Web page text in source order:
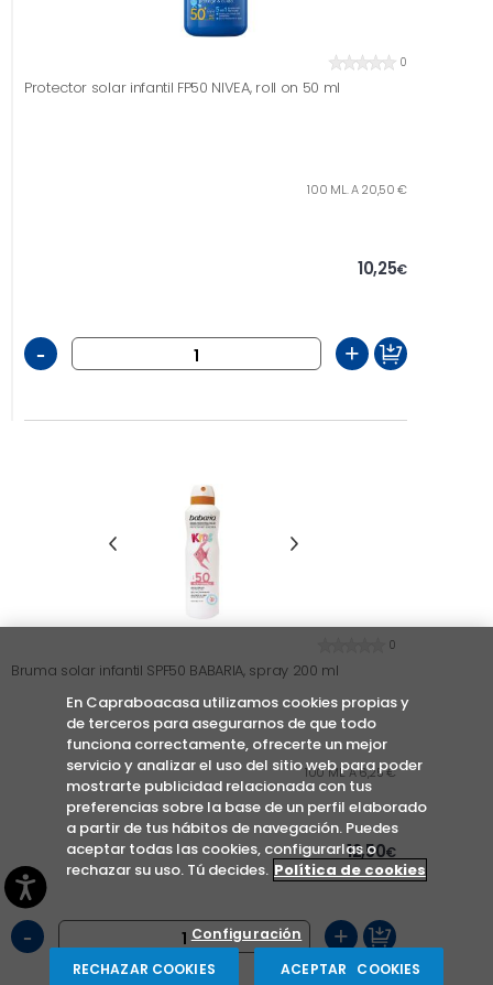
0
Protector solar infantil FP50 NIVEA, roll on 50 ml
100 ML. A 20,50 €
10,25€
- +
0
Bruma solar infantil SPF50 BABARIA, spray 200 ml
100 ML. A 6,25 €
12,50€
- +
En Capraboacasa utilizamos cookies propias y
de terceros para asegurarnos de que todo
funciona correctamente, ofrecerte un mejor
servicio y analizar el uso del sitio web para poder
mostrarte publicidad relacionada con tus
preferencias sobre la base de un perfil elaborado
a partir de tus hábitos de navegación. Puedes
aceptar todas las cookies, configurarlas o
rechazar su uso. Tú decides. Política de cookies
Configuración
RECHAZAR COOKIES
ACEPTAR COOKIES